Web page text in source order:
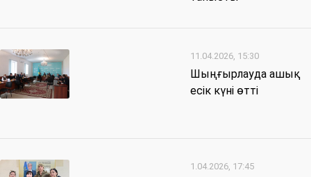
11.04.2026, 15:30
Шыңғырлауда ашық
есік күні өтті
1.04.2026, 17:45